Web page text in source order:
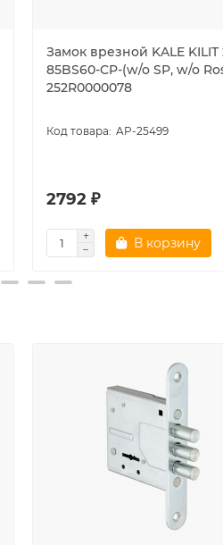
Замок врезной KALE KILIT
85BS60-CP-(w/o SP, w/o
252R0000078
AP-25499
2792 ₽
В корзину